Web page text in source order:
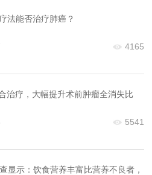
法能否治疗肺癌？
4165
治疗，大幅提升术前肿瘤全消失比
5541
显示：饮食营养丰富比营养不良者，